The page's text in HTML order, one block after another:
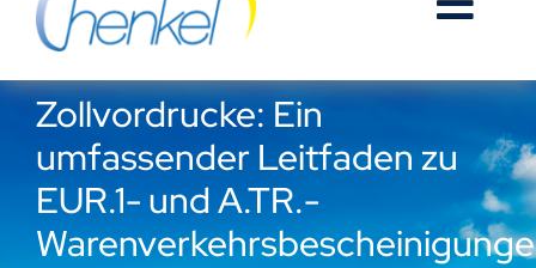
Startseite
Shop
Blog
Zollvordrucke: Ein
umfassender Leitfaden zu
EUR.1- und A.TR.-